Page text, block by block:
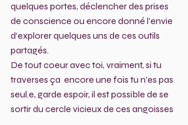
quelques portes, déclencher des prises
de conscience ou encore donné l'envie
d'explorer quelques uns de ces outils
partagés.
De tout coeur avec toi, vraiment, si tu
traverses ça  encore une fois tu n'es pas
seul.e, garde espoir, il est possible de se
sortir du cercle vicieux de ces angoisses